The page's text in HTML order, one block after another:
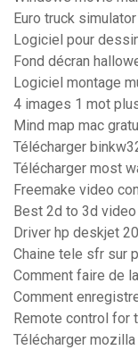
Euro truck
Logiciel pour
Fond décran
Logiciel montage
4 images 1 mot
Mind map mac
Télécharger
Télécharger most
Freemake video
Best 2d to 3d
Driver hp deskjet
Chaine tele sfr sur
Comment faire de
Comment
Remote control for
Télécharger